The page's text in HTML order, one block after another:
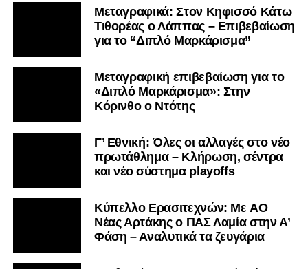
Μεταγραφικά: Στον Κηφισσό Κάτω
Τιθορέας ο Λάππας – Επιβεβαίωση
για το “Διπλό Μαρκάρισμα”
Μεταγραφική επιβεβαίωση για το
«Διπλό Μαρκάρισμα»: Στην
Κόρινθο ο Ντότης
Γ’ Εθνική: Όλες οι αλλαγές στο νέο
πρωτάθλημα – Κλήρωση, σέντρα
και νέο σύστημα playoffs
Kύπελλο Ερασιτεχνών: Με AO
Nέας Αρτάκης ο ΠΑΣ Λαμία στην Α’
Φάση – Αναλυτικά τα ζευγάρια